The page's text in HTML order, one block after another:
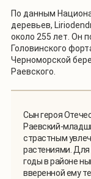
По данным
деревьев,
около 255 лет. Он
Головинского
Черноморской
Раевского.
Сын героя
Раевский-
страстным
растениями.
годы в районе
вверенной ему